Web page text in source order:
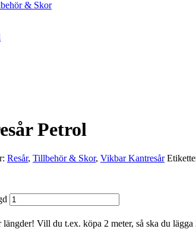
& Skor
Petrol
Resår, Tillbehör & Skor, Vikbar Kantresår
längder! Vill du t.ex. köpa 2 meter, så ska du